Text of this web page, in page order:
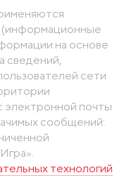
(информационные
на основе
сведений,
сети
почты
сообщений:
технологий